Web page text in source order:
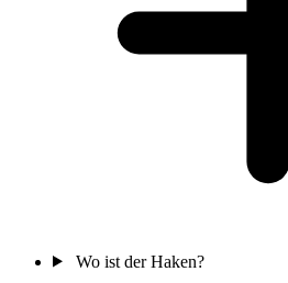
Wo ist der Haken?